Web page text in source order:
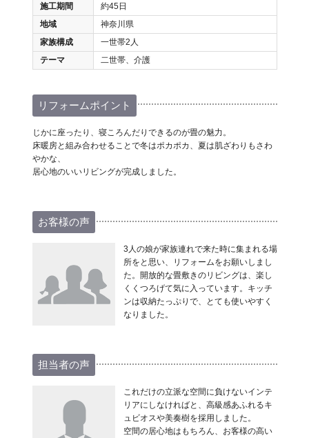
施工期間
約45日
地域
神奈川県
家族構成
一世帯2人
テーマ
二世帯、介護
リフォームポイント
じかに座ったり、寝ころんだりできるのが畳の魅力。
床暖房と組み合わせることで冬はポカポカ、夏は肌ざわりもさわ
やかな、
居心地のいいリビングが完成しました。
お客様の声
3人の娘が家族連れで来た時に集まれる場
所をと思い、リフォームをお願いしまし
た。開放的な畳敷きのリビングは、楽し
くくつろげて気に入っています。キッチ
ンは収納たっぷりで、とても使いやすく
なりました。
担当者の声
これだけの立派な空間に負けないインテ
リアにしなければと、高級感あふれるキ
ュビオスや美奏樹を採用しました。
空間の居心地はもちろん、お客様の高い